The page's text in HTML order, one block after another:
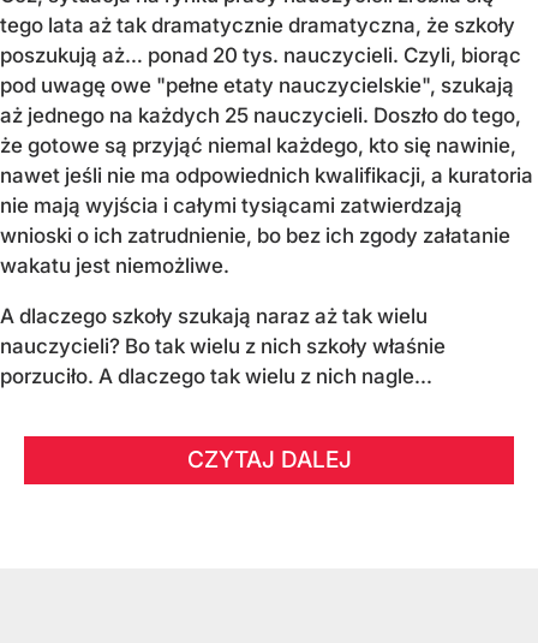
tego lata aż tak dramatycznie dramatyczna, że szkoły
poszukują aż… ponad 20 tys. nauczycieli. Czyli, biorąc
pod uwagę owe "pełne etaty nauczycielskie", szukają
aż jednego na każdych 25 nauczycieli. Doszło do tego,
że gotowe są przyjąć niemal każdego, kto się nawinie,
nawet jeśli nie ma odpowiednich kwalifikacji, a kuratoria
nie mają wyjścia i całymi tysiącami zatwierdzają
wnioski o ich zatrudnienie, bo bez ich zgody załatanie
wakatu jest niemożliwe.
A dlaczego szkoły szukają naraz aż tak wielu
nauczycieli? Bo tak wielu z nich szkoły właśnie
porzuciło. A dlaczego tak wielu z nich nagle...
CZYTAJ DALEJ